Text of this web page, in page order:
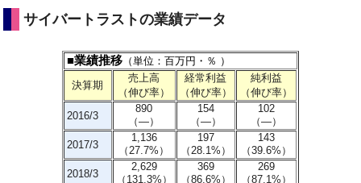
サイバートラストの業績データ
■業績推移（単位：百万円・％ ）
決算期
売上高
（伸び率）
経常利益
（伸び率）
純利益
（伸び率）
2016/3
890
（―）
154
（―）
102
（―）
2017/3
1,136
（27.7%）
197
（28.1%）
143
（39.6%）
2018/3
2,629
（131.3%）
369
（86.6%）
269
（87.1%）